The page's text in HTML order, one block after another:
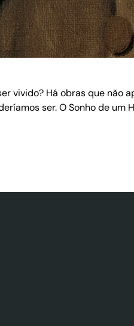
vivido? Há obras que não
ser. O Sonho de